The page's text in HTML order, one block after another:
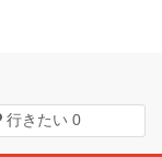
行きたい 0